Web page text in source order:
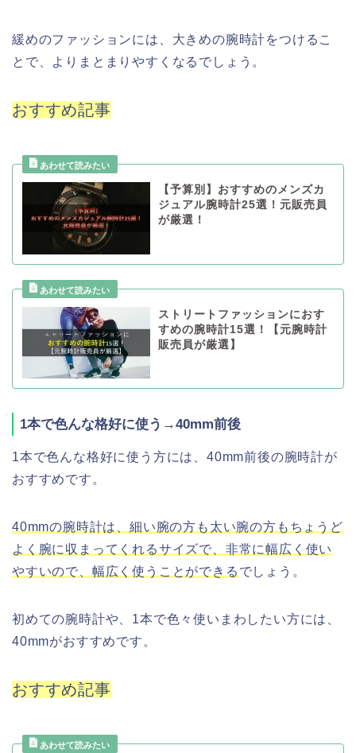
緩めのファッションには、大きめの腕時計をつけるこ
とで、よりまとまりやすくなるでしょう。
おすすめ記事
【予算別】おすすめのメンズカ
ジュアル腕時計25選！元販売員
が厳選！
ストリートファッションにおす
すめの腕時計15選！【元腕時計
販売員が厳選】
1本で色んな格好に使う→40mm前後
1本で色んな格好に使う方には、40mm前後の腕時計が
おすすめです。
40mmの腕時計は、細い腕の方も太い腕の方もちょうど
よく腕に収まってくれるサイズで、非常に幅広く使い
やすいので、幅広く使うことができる でしょう。
初めての腕時計や、1本で色々使いまわしたい方には、
40mmがおすすめです。
おすすめ記事